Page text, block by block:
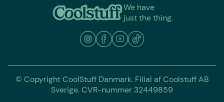
We have
just the thing.
© Copyright CoolStuff Danmark. Filial af Coolstuff AB
Sverige. CVR-nummer 32449859